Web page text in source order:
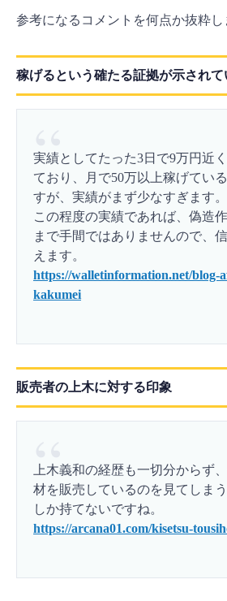
参考になるコメントを何点か抜粋し
稼げるという確たる証拠が示されて
実績としてたった3日で9万円近
ており、月で50万以上稼げてい
すが、実績がまず少なすぎます。
この程度の実績であれば、偽造
まで手間ではありませんので、
えます。
https://walletinformation.net/blog-
kakumei
販売者の上木に対する印象
上木義和の経歴も一切分からず
材を販売しているのを見てしま
しか持てないですね。
https://arcana01.com/kisetsu-